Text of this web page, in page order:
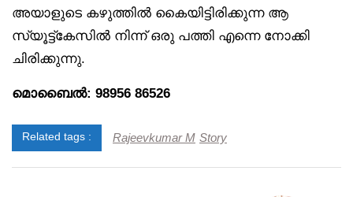
അയാളുടെ കഴുത്തിൽ കൈയിട്ടിരിക്കുന്ന ആ
സ്യൂട്ട്‌കേസിൽ നിന്ന് ഒരു പത്തി എന്നെ നോക്കി
ചിരിക്കുന്നു.
മൊബൈൽ: 98956 86526
Related tags : Rajeevkumar M Story